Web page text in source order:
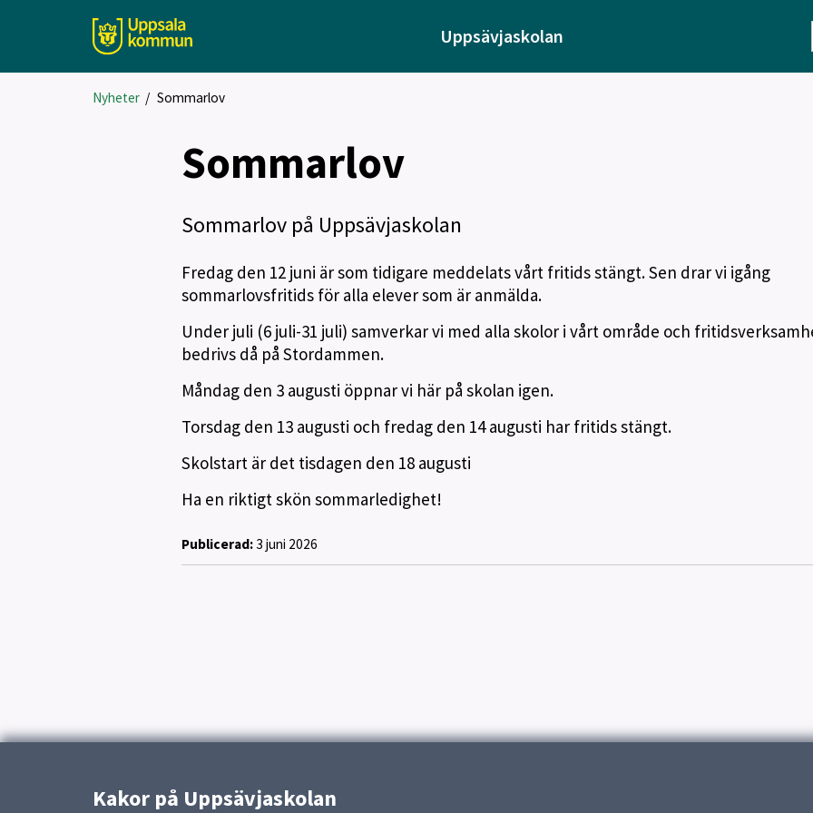
Uppsävjaskolan
Nyheter / Sommarlov
Sommarlov
Sommarlov på Uppsävjaskolan
Fredag den 12 juni är som tidigare meddelats vårt fritids stängt. Sen drar vi igång
sommarlovsfritids för alla elever som är anmälda.
Under juli (6 juli-31 juli) samverkar vi med alla skolor i vårt område och
bedrivs då på Stordammen.
Måndag den 3 augusti öppnar vi här på skolan igen.
Torsdag den 13 augusti och fredag den 14 augusti har fritids stängt.
Skolstart är det tisdagen den 18 augusti
Ha en riktigt skön sommarledighet!
Publicerad:3 juni 2026
Kakor på Uppsävjaskolan